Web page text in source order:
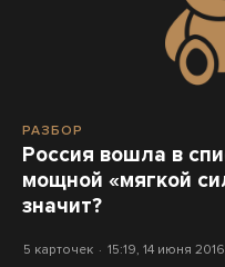
РАЗБОР
Россия вошла в
мощной «мягкой
значит?
5 карточек 15:19, 14 июня 2016